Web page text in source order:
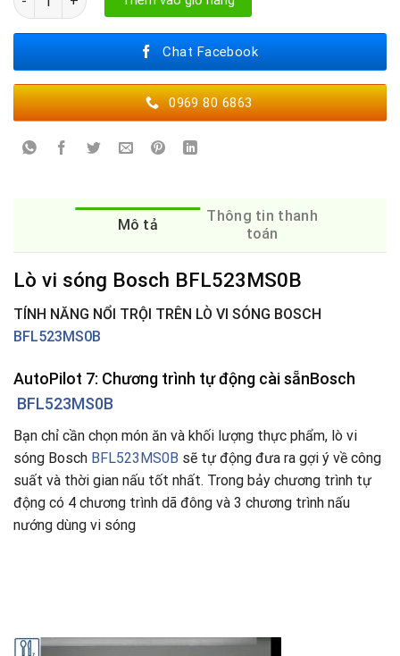
Chat Facebook
0969 80 6863
Mô tả
Thông tin thanh
toán
Lò vi sóng Bosch BFL523MS0B
TÍNH NĂNG NỔI TRỘI TRÊN LÒ VI SÓNG BOSCH
BFL523MS0B
AutoPilot 7: Chương trình tự động cài sẵnBosch
BFL523MS0B
Bạn chỉ cần chọn món ăn và khối lượng thực phẩm, lò vi
sóng Bosch BFL523MS0B sẽ tự động đưa ra gợi ý về công
suất và thời gian nấu tốt nhất. Trong bảy chương trình tự
động có 4 chương trình dã đông và 3 chương trình nấu
nướng dùng vi sóng